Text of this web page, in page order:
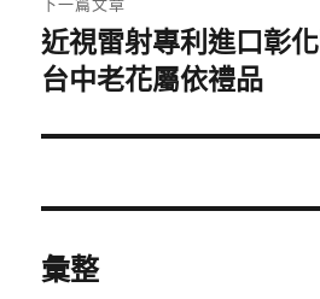
下
一
文
近視雷射專利進口彰
台中老花屬依禮品
彙整